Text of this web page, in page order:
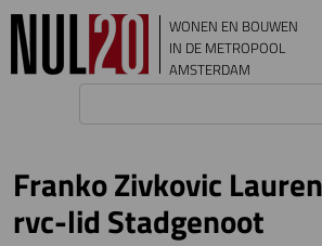
Overslaan en naar de inhoud gaan
WONEN EN BOUWEN
IN DE METROPOOL
AMSTERDAM
Franko Zivkovic
rvc-lid Stadgenoot